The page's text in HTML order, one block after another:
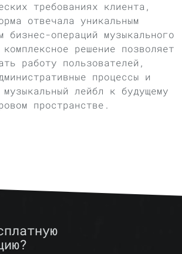
требованиях клиента,
отвечала уникальным
бизнес-операций музыкального
решение позволяет
работу пользователей,
процессы и
музыкальный лейбл к будущему
пространстве.